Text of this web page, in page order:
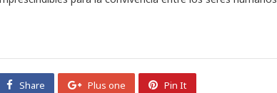
Share Plus one Pin It